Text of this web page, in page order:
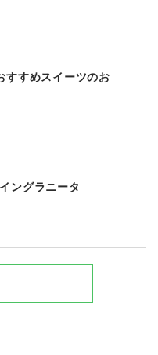
すめスイーツのお
ングラニータ